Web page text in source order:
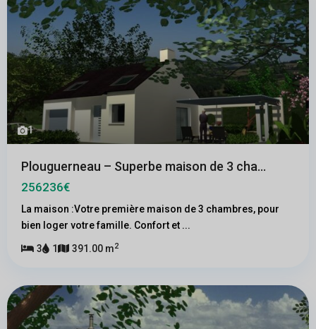
1
Plouguerneau – Superbe maison de 3 cha...
256236€
La maison :Votre première maison de 3 chambres, pour
bien loger votre famille. Confort et ...
3 1 391.00 m2